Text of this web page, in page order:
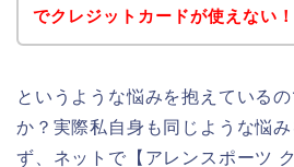
でクレジットカードが使えない！
というような悩みを抱えている
か？実際私自身も同じような悩
ず、ネットで【アレンスポーツ